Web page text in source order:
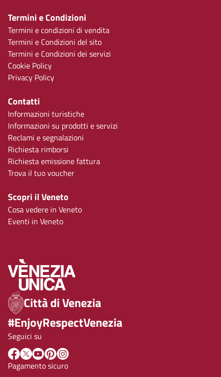
Termini e Condizioni
Termini e condizioni di vendita
Termini e Condizioni del sito
Termini e Condizioni dei servizi
Cookie Policy
Privacy Policy
Contatti
Informazioni turistiche
Informazioni su prodotti e servizi
Reclami e segnalazioni
Richiesta rimborsi
Richiesta emissione fattura
Trova il tuo voucher
Scopri il Veneto
Cosa vedere in Veneto
Eventi in Veneto
Città di Venezia
#EnjoyRespectVenezia
Seguici su
Pagamento sicuro